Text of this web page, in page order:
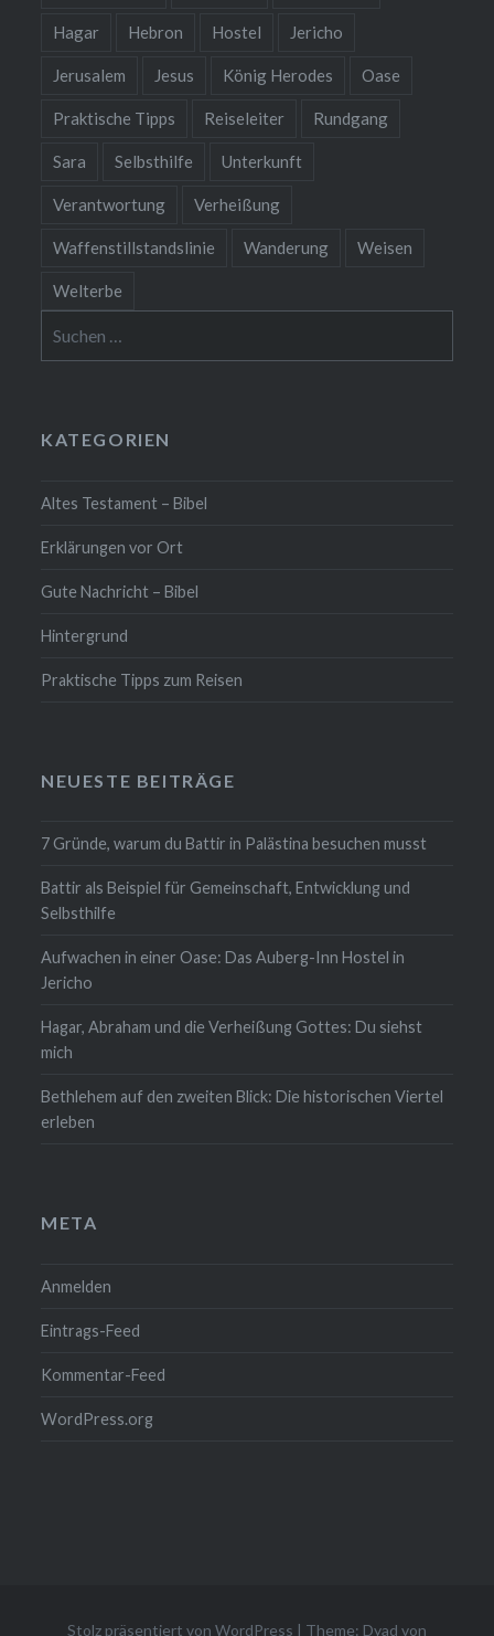
Hagar Hebron Hostel Jericho
Jerusalem Jesus König Herodes Oase
Praktische Tipps Reiseleiter Rundgang
Sara Selbsthilfe Unterkunft
Verantwortung Verheißung
Waffenstillstandslinie Wanderung Weisen
Welterbe
nach:
KATEGORIEN
Altes Testament – Bibel
Erklärungen vor Ort
Gute Nachricht – Bibel
Hintergrund
Praktische Tipps zum Reisen
NEUESTE BEITRÄGE
7 Gründe, warum du Battir in Palästina besuchen musst
Battir als Beispiel für Gemeinschaft, Entwicklung und
Selbsthilfe
Aufwachen in einer Oase: Das Auberg-Inn Hostel in
Jericho
Hagar, Abraham und die Verheißung Gottes: Du siehst
mich
Bethlehem auf den zweiten Blick: Die historischen Viertel
erleben
META
Anmelden
Eintrags-Feed
Kommentar-Feed
WordPress.org
Stolz präsentiert von WordPress | Theme: Dyad von